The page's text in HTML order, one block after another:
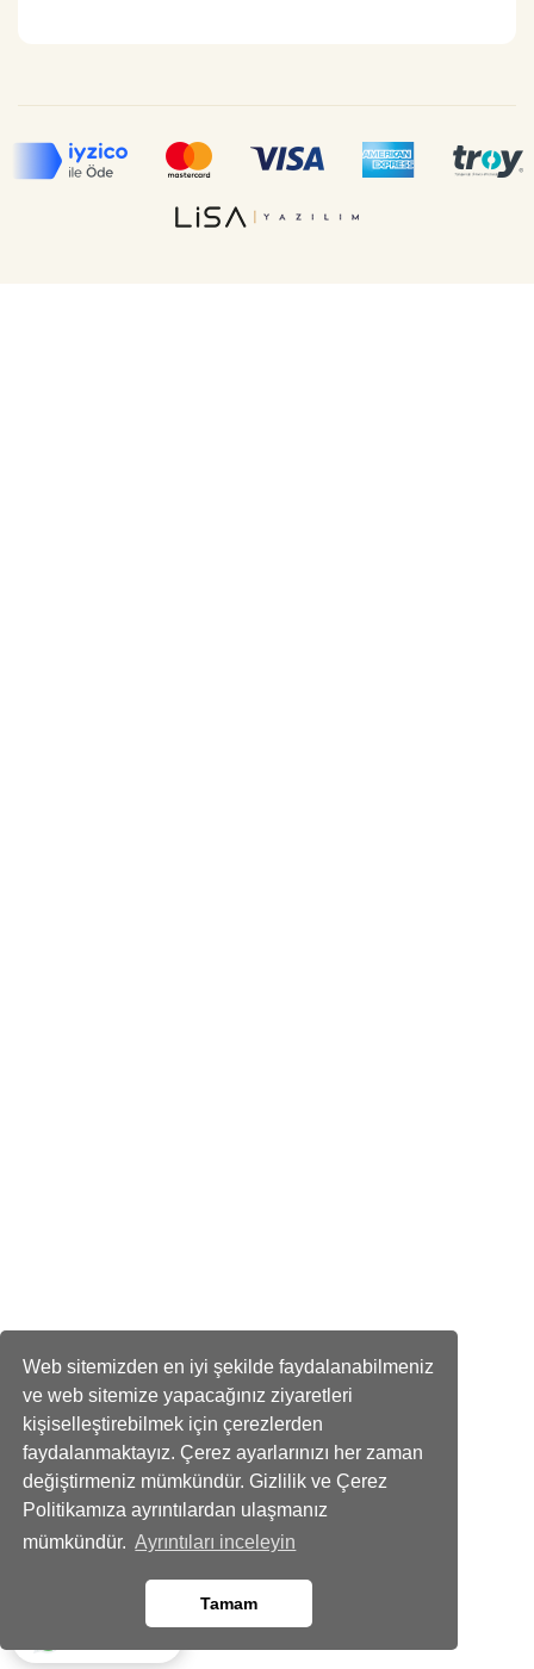
Web sitemizden en iyi şekilde faydalanabilmeniz
ve web sitemize yapacağınız ziyaretleri
kişiselleştirebilmek için çerezlerden
faydalanmaktayız. Çerez ayarlarınızı her zaman
değiştirmeniz mümkündür. Gizlilik ve Çerez
Politikamıza ayrıntılardan ulaşmanız
mümkündür. Ayrıntıları inceleyin
Tamam